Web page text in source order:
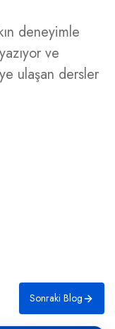
deneyimle
ve
ulaşan dersler
Sonraki Blog